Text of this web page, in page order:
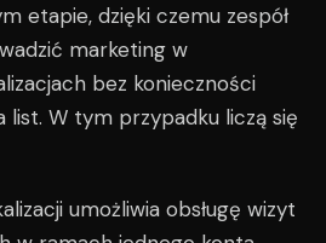
etapie, dzięki czemu zespół
marketing w
bez konieczności
list. W tym przypadku liczą się
umożliwia obsługę wizyt